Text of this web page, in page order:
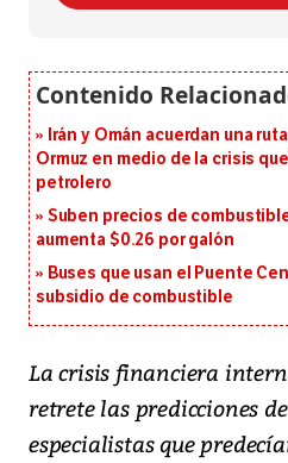
Irán y Omán acuerdan una
Ormuz en medio de la crisis
petrolero
Suben precios de
aumenta $0.26 por galón
Buses que usan el Puente
subsidio de combustible
La crisis financiera
retrete las predicciones
especialistas que